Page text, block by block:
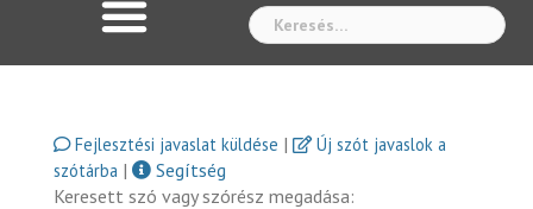
Fejlesztési javaslat küldése |
Új szót javaslok a
szótárba |
Segítség
Keresett szó vagy szórész megadása: